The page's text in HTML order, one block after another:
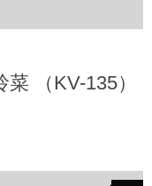
（KV-135）